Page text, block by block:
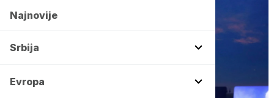
Najnovije
Srbija
Evropa